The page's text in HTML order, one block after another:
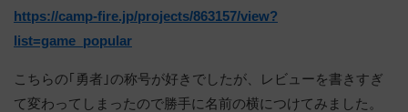
https://camp-fire.jp/projects/863157/view?
list=game_popular
こちらの｢勇者｣の称号が好きでしたが、レビューを書きすぎ
て変わってしまったので勝手に名前の横につけてみました。